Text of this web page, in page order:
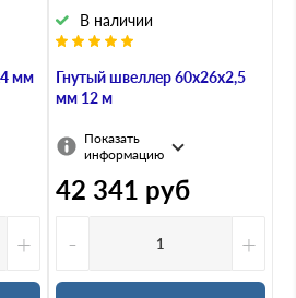
мм
+
Гнутый швеллер 60х26х2,5
мм 12 м
В наличии
Показать
информацию
42 341 руб
-
+